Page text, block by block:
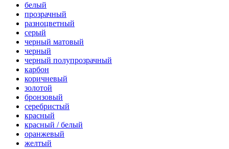
белый
прозрачный
разноцветный
серый
черный матовый
черный
черный полупрозрачный
карбон
коричневый
золотой
бронзовый
серебристый
красный
красный / белый
оранжевый
желтый